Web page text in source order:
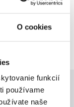
O cookies
funkcií
používame
naše